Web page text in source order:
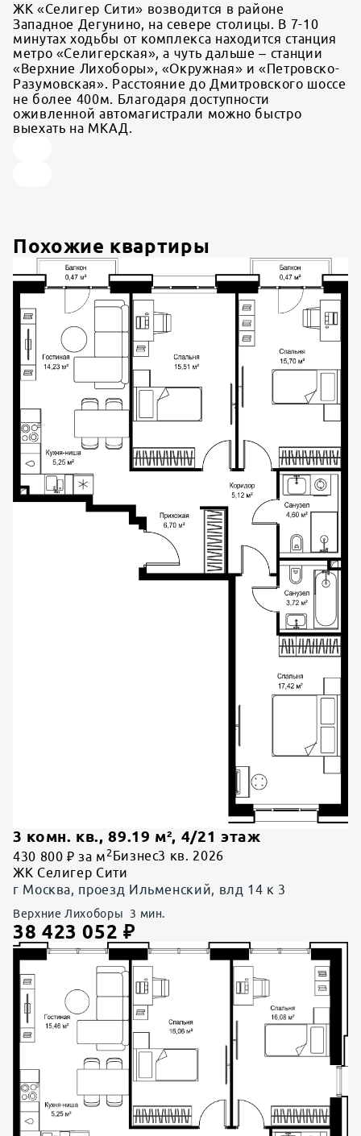
ЖК «Селигер Сити» возводится в районе
Западное Дегунино, на севере столицы. В 7-10
минутах ходьбы от комплекса находится станция
метро «Селигерская», а чуть дальше – станции
«Верхние Лихоборы», «Окружная» и «Петровско-
Разумовская». Расстояние до Дмитровского шоссе
не более 400м. Благодаря доступности
оживленной автомагистрали можно быстро
выехать на МКАД.
Похожие квартиры
3 комн. кв., 89.19 м², 4/21 этаж
430 800 ₽ за м 2 Бизнес3 кв. 2026
ЖК Селигер Сити
г Москва, проезд Ильменский, влд 14 к 3
Верхние Лихоборы 3 мин.
38 423 052 ₽